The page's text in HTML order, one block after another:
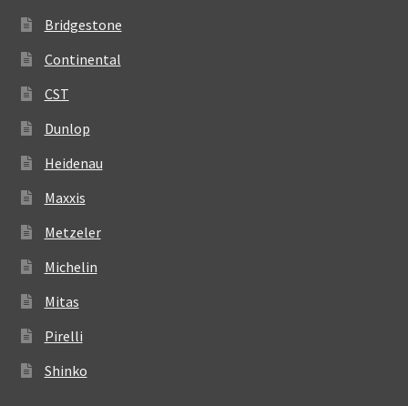
Bridgestone
Continental
CST
Dunlop
Heidenau
Maxxis
Metzeler
Michelin
Mitas
Pirelli
Shinko